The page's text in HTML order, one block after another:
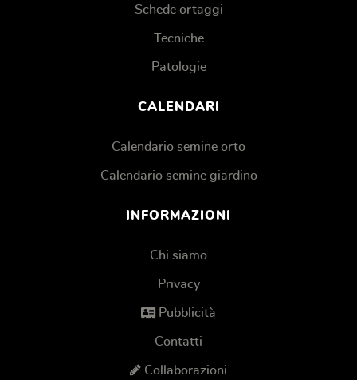
Schede ortaggi
Tecniche
Patologie
CALENDARI
Calendario semine orto
Calendario semine giardino
INFORMAZIONI
Chi siamo
Privacy
Pubblicità
Contatti
Collaborazioni